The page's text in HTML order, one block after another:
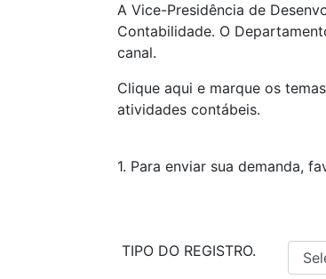
A Vice-Presidência de
Contabilidade. O
canal.
Clique aqui e marque os
atividades contábeis.
1. Para enviar sua demanda,
TIPO DO REGISTRO.